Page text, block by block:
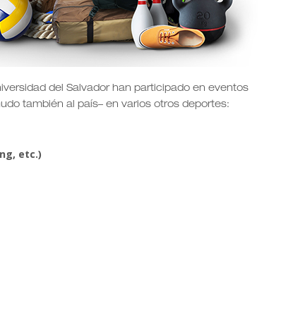
del Salvador han participado en eventos
también al país– en varios otros deportes:
etc.)